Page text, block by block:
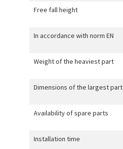
Free fall height
In accordance with norm EN
Weight of the heaviest part
Dimensions of the largest part
Availability of spare parts
Installation time